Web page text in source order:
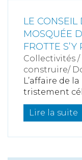
LE CONSEIL
MOSQUÉE
FROTTE
Collectivités /
construire/
L’affaire de
tristement
Lire la suite